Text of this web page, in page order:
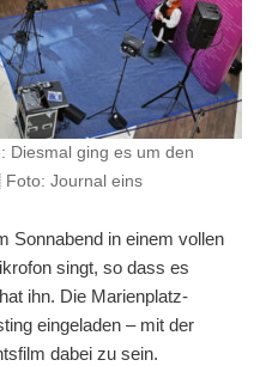
Diesmal ging es um den
Journal eins
Sonnabend in einem vollen
singt, so dass es
ihn. Die Marienplatz-
eingeladen – mit der
dabei zu sein.